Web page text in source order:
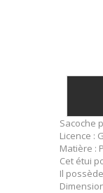
Sacoche
Licence :
Matière :
Cet étui
Il